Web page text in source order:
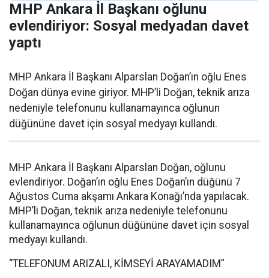
MHP Ankara İl Başkanı oğlunu
evlendiriyor: Sosyal medyadan davet
yaptı
MHP Ankara İl Başkanı Alparslan Doğan’ın oğlu Enes
Doğan dünya evine giriyor. MHP’li Doğan, teknik arıza
nedeniyle telefonunu kullanamayınca oğlunun
düğününe davet için sosyal medyayı kullandı.
MHP Ankara İl Başkanı Alparslan Doğan, oğlunu
evlendiriyor. Doğan’ın oğlu Enes Doğan’ın düğünü 7
Ağustos Cuma akşamı Ankara Konağı’nda yapılacak.
MHP’li Doğan, teknik arıza nedeniyle telefonunu
kullanamayınca oğlunun düğününe davet için sosyal
medyayı kullandı.
“TELEFONUM ARIZALI, KİMSEYİ ARAYAMADIM”